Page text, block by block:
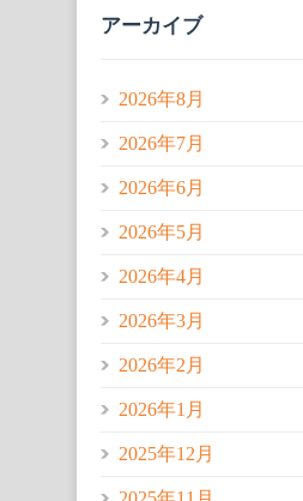
アーカイブ
2026年8月
2026年7月
2026年6月
2026年5月
2026年4月
2026年3月
2026年2月
2026年1月
2025年12月